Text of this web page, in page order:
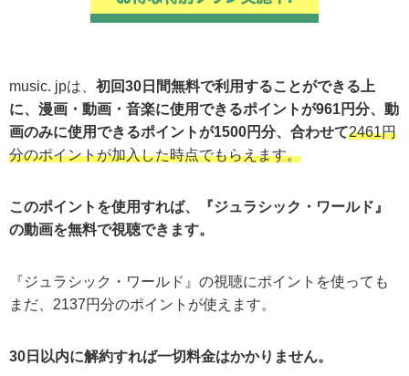
music. jpは、 初回30日間無料で利用することができる上
に、漫画・動画・音楽に使用できるポイントが961円分、動
画のみに使用できるポイントが1500円分、合わせて2461円
分のポイントが加入した時点でもらえます。
このポイントを使用すれば、『ジュラシック・ワールド』
の動画を無料で視聴できます。
『ジュラシック・ワールド』の視聴にポイントを使っても
まだ、2137円分のポイントが使えます。
30日以内に解約すれば一切料金はかかりません。